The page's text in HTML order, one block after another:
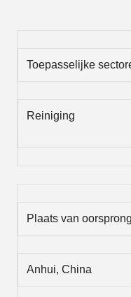
Toepasselijke
Reiniging
Plaats van oorsprong
Anhui, China